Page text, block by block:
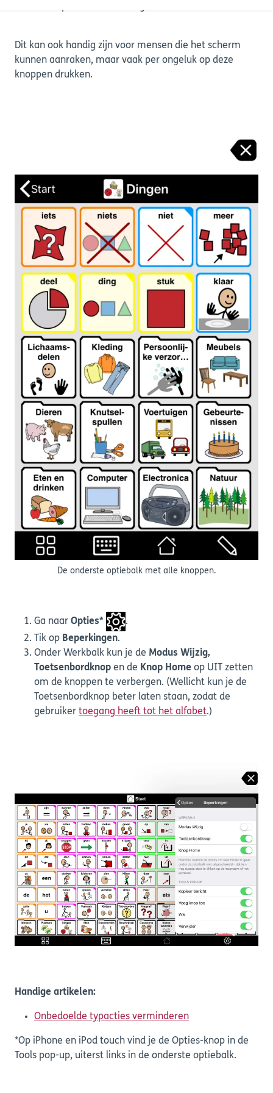
Dit kan ook handig zijn voor mensen die het scherm
kunnen aanraken, maar vaak per ongeluk op deze
knoppen drukken.
De onderste optiebalk met alle knoppen.
Ga naar Opties*
.
Tik op Beperkingen.
Onder Werkbalk kun je de Modus Wijzig,
Toetsenbordknop en de Knop Home op UIT zetten
om de knoppen te verbergen. (Wellicht kun je de
Toetsenbordknop beter laten staan, zodat de
gebruiker toegang heeft tot het alfabet.)
Handige artikelen:
Onbedoelde typacties verminderen
*Op iPhone en iPod touch vind je de Opties-knop in de
Tools pop-up, uiterst links in de onderste optiebalk.